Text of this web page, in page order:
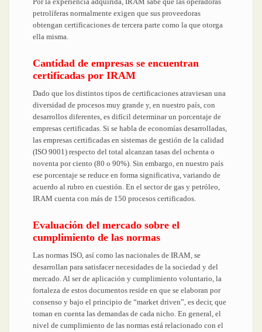
petrolíferas normalmente exigen que sus proveedoras
obtengan certificaciones de tercera parte como la que otorga
ella misma.
Cantidad de empresas se encuentran
certificadas por IRAM
Dado que los distintos tipos de certificaciones atraviesan una
diversidad de procesos muy grande y, en nuestro país, con
desarrollos diferentes, es difícil determinar un porcentaje de
empresas certificadas. Si se habla de economías desarrolladas,
las empresas certificadas en sistemas de gestión de la calidad
(ISO 9001) respecto del total alcanzan tasas del ochenta o
noventa por ciento (80 o 90%). Sin embargo, en nuestro país
ese porcentaje se reduce en forma significativa, variando de
acuerdo al rubro en cuestión. En el sector de gas y petróleo,
IRAM cuenta con más de 150 procesos certificados.
Evaluación del mercado sobre el
cumplimiento de las normas
Las normas ISO, así como las nacionales de IRAM, se
desarrollan para satisfacer necesidades de la sociedad y del
mercado. Al ser de aplicación y cumplimiento voluntario, la
fortaleza de estos documentos reside en que se elaboran por
consenso y bajo el principio de “market driven”, es decir, que
toman en cuenta las demandas de cada nicho. En general, el
nivel de cumplimiento de las normas está relacionado con el